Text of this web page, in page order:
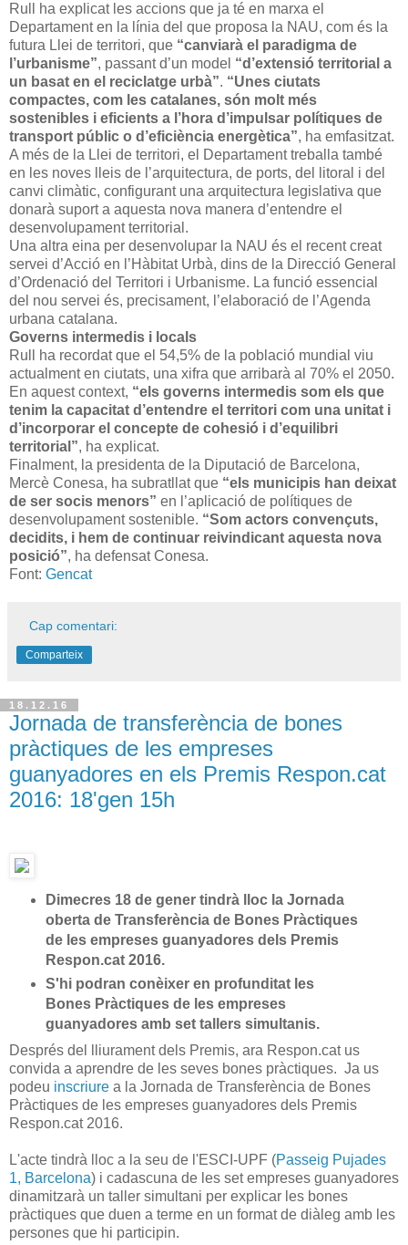
Rull ha explicat les accions que ja té en marxa el
Departament en la línia del que proposa la NAU, com és la
futura Llei de territori, que “canviarà el paradigma de
l’urbanisme”, passant d’un model “d’extensió territorial a
un basat en el reciclatge urbà”. “Unes ciutats
compactes, com les catalanes, són molt més
sostenibles i eficients a l’hora d’impulsar polítiques de
transport públic o d’eficiència energètica”, ha emfasitzat.
A més de la Llei de territori, el Departament treballa també
en les noves lleis de l’arquitectura, de ports, del litoral i del
canvi climàtic, configurant una arquitectura legislativa que
donarà suport a aquesta nova manera d’entendre el
desenvolupament territorial.
Una altra eina per desenvolupar la NAU és el recent creat
servei d’Acció en l’Hàbitat Urbà, dins de la Direcció General
d’Ordenació del Territori i Urbanisme. La funció essencial
del nou servei és, precisament, l’elaboració de l’Agenda
urbana catalana.
Governs intermedis i locals
Rull ha recordat que el 54,5% de la població mundial viu
actualment en ciutats, una xifra que arribarà al 70% el 2050.
En aquest context, “els governs intermedis som els que
tenim la capacitat d’entendre el territori com una unitat i
d’incorporar el concepte de cohesió i d’equilibri
territorial”, ha explicat.
Finalment, la presidenta de la Diputació de Barcelona,
Mercè Conesa, ha subratllat que “els municipis han deixat
de ser socis menors” en l’aplicació de polítiques de
desenvolupament sostenible. “Som actors convençuts,
decidits, i hem de continuar reivindicant aquesta nova
posició”, ha defensat Conesa.
Font: Gencat
Cap comentari:
Comparteix
18.12.16
Jornada de transferència de bones
pràctiques de les empreses
guanyadores en els Premis Respon.cat
2016: 18'gen 15h
Dimecres 18 de gener tindrà lloc la Jornada
oberta de Transferència de Bones Pràctiques
de les empreses guanyadores dels Premis
Respon.cat 2016.
S'hi podran conèixer en profunditat les
Bones Pràctiques de les empreses
guanyadores amb set tallers simultanis.
Després del lliurament dels Premis, ara Respon.cat us
convida a aprendre de les seves bones pràctiques. Ja us
podeu inscriure a la Jornada de Transferència de Bones
Pràctiques de les empreses guanyadores dels Premis
Respon.cat 2016.
L'acte tindrà lloc a la seu de l'ESCI-UPF (Passeig Pujades
1, Barcelona) i cadascuna de les set empreses guanyadores
dinamitzarà un taller simultani per explicar les bones
pràctiques que duen a terme en un format de diàleg amb les
persones que hi participin.